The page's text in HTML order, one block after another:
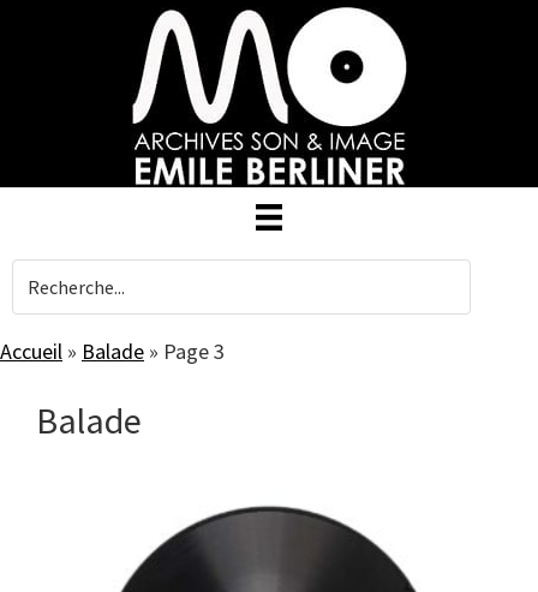
Accueil » Balade » Page 3
Balade